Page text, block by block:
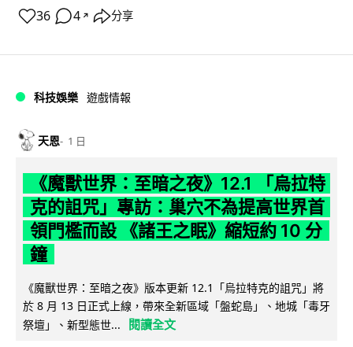
36 4 ↗ 分享
科技娛樂 遊戲情報
天恩 1 日
《魔獸世界：至暗之夜》12.1 「烏拉特
克的詛咒」專訪：巢穴不為提高世界首
領門檻而設 《諸王之眠》縮短約 10 分
鐘
《魔獸世界：至暗之夜》版本更新 12.1「烏拉特克的詛咒」將
於 8 月 13 日正式上線，帶來全新區域「盤蛇島」、地城「毒牙
祭壇」、新型態世...
閱讀全文